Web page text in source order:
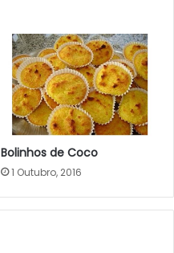
Bolinhos de Coco
1 Outubro, 2016